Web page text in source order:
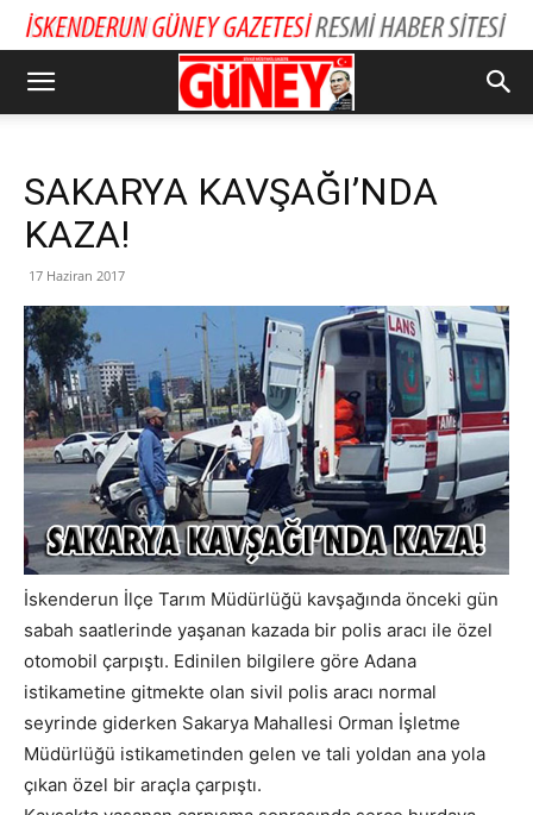
SAKARYA KAVŞAĞI’NDA
KAZA!
17 Haziran 2017
İskenderun İlçe Tarım Müdürlüğü kavşağında önceki gün
sabah saatlerinde yaşanan kazada bir polis aracı ile özel
otomobil çarpıştı. Edinilen bilgilere göre Adana
istikametine gitmekte olan sivil polis aracı normal
seyrinde giderken Sakarya Mahallesi Orman İşletme
Müdürlüğü istikametinden gelen ve tali yoldan ana yola
çıkan özel bir araçla çarpıştı.